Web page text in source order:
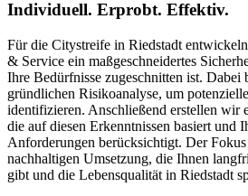
Individuell. Erprobt. Effektiv.
Für die Citystreife in Riedstadt
& Service ein maßgeschneidertes
Ihre Bedürfnisse zugeschnitten ist.
gründlichen Risikoanalyse, um
identifizieren. Anschließend erstellen wir
die auf diesen Erkenntnissen basiert und
Anforderungen berücksichtigt. Der
nachhaltigen Umsetzung, die Ihnen
gibt und die Lebensqualität in Riedstadt